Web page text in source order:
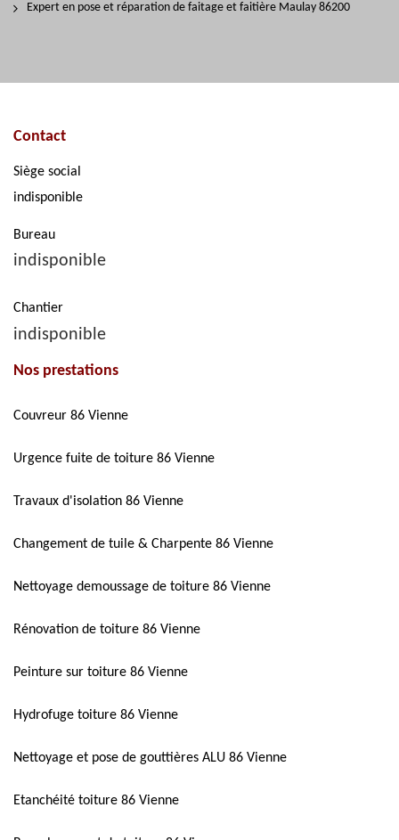
Expert en pose et réparation de faitage et faitière Maulay 86200
Contact
Siège social
indisponible
Bureau
indisponible
Chantier
indisponible
Nos prestations
Couvreur 86 Vienne
Urgence fuite de toiture 86 Vienne
Travaux d'isolation 86 Vienne
Changement de tuile & Charpente 86 Vienne
Nettoyage demoussage de toiture 86 Vienne
Rénovation de toiture 86 Vienne
Peinture sur toiture 86 Vienne
Hydrofuge toiture 86 Vienne
Nettoyage et pose de gouttières ALU 86 Vienne
Etanchéité toiture 86 Vienne